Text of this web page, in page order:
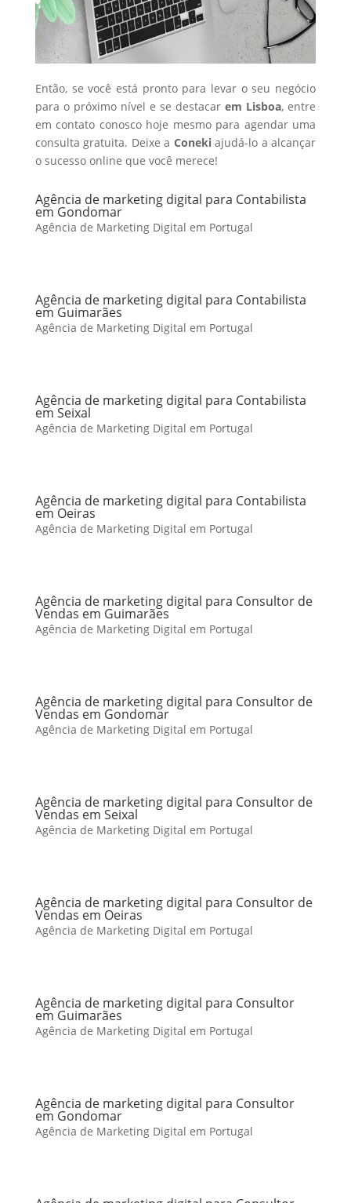
Então, se você está pronto para levar o seu negócio
para o próximo nível e se destacarem Lisboa, entre
em contato conosco hoje mesmo para agendar uma
consulta gratuita. Deixe a Conekiajudá-lo a alcançar
o sucesso online que você merece!
Agência de marketing digital para Contabilista
em Gondomar
Agência de Marketing Digital em Portugal
Agência de marketing digital para Contabilista
em Guimarães
Agência de Marketing Digital em Portugal
Agência de marketing digital para Contabilista
em Seixal
Agência de Marketing Digital em Portugal
Agência de marketing digital para Contabilista
em Oeiras
Agência de Marketing Digital em Portugal
Agência de marketing digital para Consultor de
Vendas em Guimarães
Agência de Marketing Digital em Portugal
Agência de marketing digital para Consultor de
Vendas em Gondomar
Agência de Marketing Digital em Portugal
Agência de marketing digital para Consultor de
Vendas em Seixal
Agência de Marketing Digital em Portugal
Agência de marketing digital para Consultor de
Vendas em Oeiras
Agência de Marketing Digital em Portugal
Agência de marketing digital para Consultor
em Guimarães
Agência de Marketing Digital em Portugal
Agência de marketing digital para Consultor
em Gondomar
Agência de Marketing Digital em Portugal